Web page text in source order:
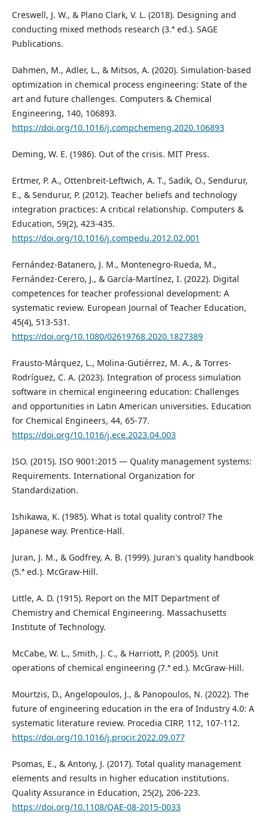
Creswell, J. W., & Plano Clark, V. L. (2018). Designing and
conducting mixed methods research (3.ª ed.). SAGE
Publications.
Dahmen, M., Adler, L., & Mitsos, A. (2020). Simulation-based
optimization in chemical process engineering: State of the
art and future challenges. Computers & Chemical
Engineering, 140, 106893.
https://doi.org/10.1016/j.compchemeng.2020.106893
Deming, W. E. (1986). Out of the crisis. MIT Press.
Ertmer, P. A., Ottenbreit-Leftwich, A. T., Sadik, O., Sendurur,
E., & Sendurur, P. (2012). Teacher beliefs and technology
integration practices: A critical relationship. Computers &
Education, 59(2), 423-435.
https://doi.org/10.1016/j.compedu.2012.02.001
Fernández-Batanero, J. M., Montenegro-Rueda, M.,
Fernández-Cerero, J., & García-Martínez, I. (2022). Digital
competences for teacher professional development: A
systematic review. European Journal of Teacher Education,
45(4), 513-531.
https://doi.org/10.1080/02619768.2020.1827389
Frausto-Márquez, L., Molina-Gutiérrez, M. A., & Torres-
Rodríguez, C. A. (2023). Integration of process simulation
software in chemical engineering education: Challenges
and opportunities in Latin American universities. Education
for Chemical Engineers, 44, 65-77.
https://doi.org/10.1016/j.ece.2023.04.003
ISO. (2015). ISO 9001:2015 — Quality management systems:
Requirements. International Organization for
Standardization.
Ishikawa, K. (1985). What is total quality control? The
Japanese way. Prentice-Hall.
Juran, J. M., & Godfrey, A. B. (1999). Juran's quality handbook
(5.ª ed.). McGraw-Hill.
Little, A. D. (1915). Report on the MIT Department of
Chemistry and Chemical Engineering. Massachusetts
Institute of Technology.
McCabe, W. L., Smith, J. C., & Harriott, P. (2005). Unit
operations of chemical engineering (7.ª ed.). McGraw-Hill.
Mourtzis, D., Angelopoulos, J., & Panopoulos, N. (2022). The
future of engineering education in the era of Industry 4.0: A
systematic literature review. Procedia CIRP, 112, 107-112.
https://doi.org/10.1016/j.procir.2022.09.077
Psomas, E., & Antony, J. (2017). Total quality management
elements and results in higher education institutions.
Quality Assurance in Education, 25(2), 206-223.
https://doi.org/10.1108/QAE-08-2015-0033